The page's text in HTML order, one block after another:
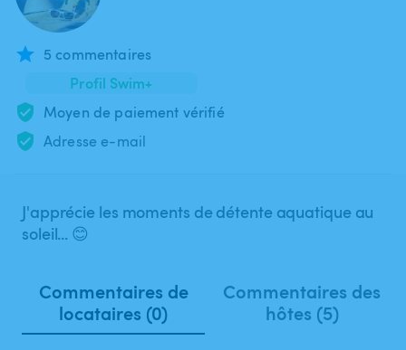
5 commentaires
Profil Swim+
Moyen de paiement vérifié
Adresse e-mail
J'apprécie les moments de détente aquatique au
soleil... 😊
Commentaires de
locataires (0)
Commentaires des
hôtes (5)